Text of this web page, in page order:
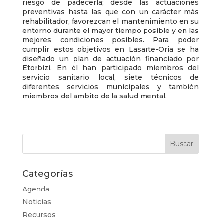
riesgo de padecerla; desde las actuaciones
preventivas hasta las que con un carácter más
rehabilitador, favorezcan el mantenimiento en su
entorno durante el mayor tiempo posible y en las
mejores condiciones posibles. Para poder
cumplir estos objetivos en Lasarte-Oria se ha
diseñado un plan de actuación financiado por
Etorbizi. En él han participado miembros del
servicio sanitario local, siete técnicos de
diferentes servicios municipales y también
miembros del ambito de la salud mental.
Categorías
Agenda
Noticias
Recursos